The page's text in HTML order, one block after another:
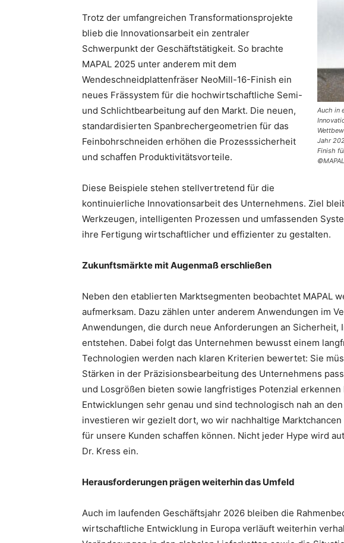
Auch in
Jahr
Finish
©MAPAL
Trotz der umfangreichen Transformationsprojekte
blieb die Innovationsarbeit ein zentraler
Schwerpunkt der Geschäftstätigkeit. So brachte
MAPAL 2025 unter anderem mit dem
Wendeschneidplattenfräser NeoMill-16-Finish ein
neues Frässystem für die hochwirtschaftliche Semi-
und Schlichtbearbeitung auf den Markt. Die neuen,
standardisierten Spanbrechergeometrien für das
Feinbohrschneiden erhöhen die Prozesssicherheit
und schaffen Produktivitätsvorteile.
Diese Beispiele stehen stellvertretend für die
kontinuierliche Innovationsarbeit des Unternehmens. Ziel
Werkzeugen, intelligenten Prozessen und umfassenden
ihre Fertigung wirtschaftlicher und effizienter zu gestalten.
Zukunftsmärkte mit Augenmaß erschließen
Neben den etablierten Marktsegmenten beobachtet MAPAL
aufmerksam. Dazu zählen unter anderem Anwendungen im
Anwendungen, die durch neue Anforderungen an
entstehen. Dabei folgt das Unternehmen bewusst einem
Technologien werden nach klaren Kriterien bewertet: Sie
Stärken in der Präzisionsbearbeitung des Unternehmens
und Losgrößen bieten sowie langfristiges Potenzial erkennen
Entwicklungen sehr genau und sind technologisch nah an
investieren wir gezielt dort, wo wir nachhaltige
für unsere Kunden schaffen können. Nicht jeder Hype wird
Dr. Kress ein.
Herausforderungen prägen weiterhin das Umfeld
Auch im laufenden Geschäftsjahr 2026 bleiben die
wirtschaftliche Entwicklung in Europa verläuft weiterhin